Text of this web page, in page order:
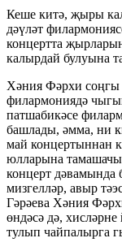
Кеше китә, җыры
дәүләт
концертта
калырдай булуына
Хәния Фәрхи соңгы
филармониядә
патшабикәсе
башлады, әмма, ни
май концертыннан
юлларына
концерт дәвамында
мизгелләр, авыр
Гәрәева Хәния
өндәсә дә,
тулып чайпалырга